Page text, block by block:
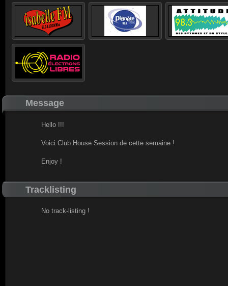
Message
Hello !!!
Voici Club House Session de cette semaine !
Enjoy !
Tracklisting
No track-listing !